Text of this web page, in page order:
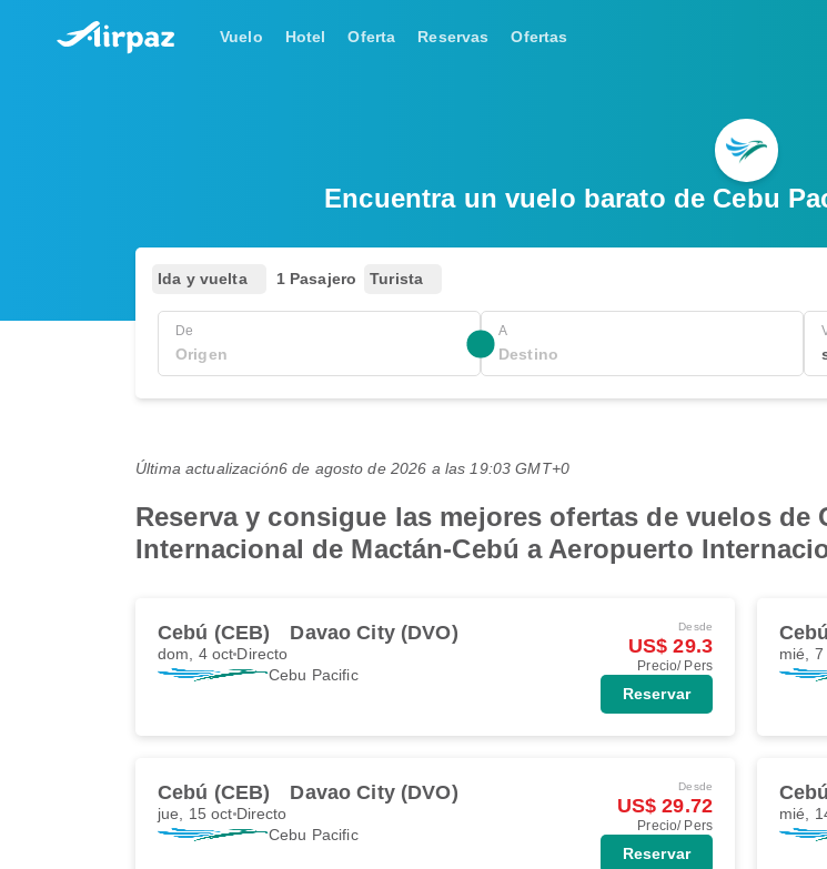
Vuelo Hotel Oferta Reservas Ofertas
Encuentra un vuelo barato de Cebu
Ida y vuelta 1 Pasajero Turista
De A
Última actualización6 de agosto de 2026 a las 19:03 GMT+0
Reserva y consigue las mejores ofertas de vuelos de
Internacional de Mactán-Cebú a Aeropuerto
Cebú (CEB) Davao City (DVO)
dom, 4 oct Directo
Cebu Pacific
Desde
US$ 29.3
Precio/ Pers
Reservar
mié, 7
Cebú (CEB) Davao City (DVO)
jue, 15 oct Directo
Cebu Pacific
Desde
US$ 29.72
Precio/ Pers
Reservar
mié,